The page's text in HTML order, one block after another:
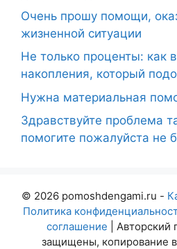
Очень прошу помощи,
жизненной ситуации
Не только проценты: как
накопления, который
Нужна материальная
Здравствуйте проблема
помогите пожалуйста не
© 2026 pomoshdengami.ru -
Политика
соглашение | Авторский
защищены, копирование